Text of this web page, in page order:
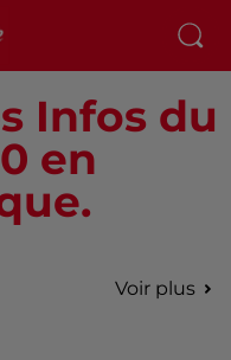
Infos du
en
Voir plus